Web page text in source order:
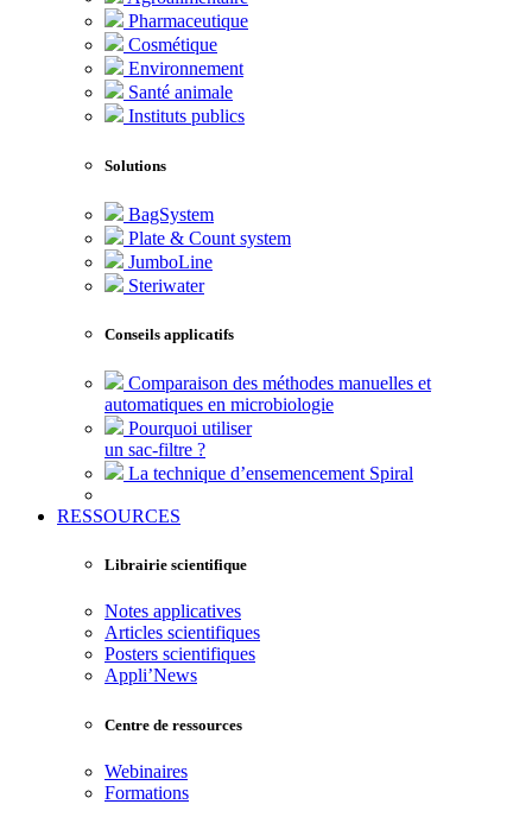
Pharmaceutique
Cosmétique
Environnement
Santé animale
Instituts publics
Solutions
BagSystem
Plate & Count system
JumboLine
Steriwater
Conseils applicatifs
Comparaison des méthodes manuelles et
automatiques en microbiologie
Pourquoi utiliser
un sac-filtre ?
La technique d’ensemencement Spiral
RESSOURCES
Librairie scientifique
Notes applicatives
Articles scientifiques
Posters scientifiques
Appli’News
Centre de ressources
Webinaires
Formations